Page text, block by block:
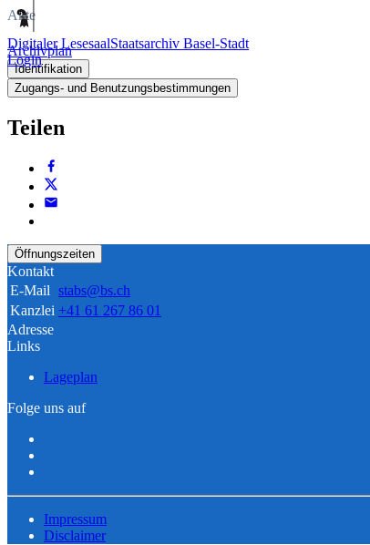
Digitaler LesesaalStaatsarchiv Basel-Stadt
Login
Akte
Archivplan
Identifikation
Zugangs- und Benutzungsbestimmungen
Teilen
Öffnungszeiten
Kontakt
E-Mail stabs@bs.ch
Kanzlei +41 61 267 86 01
Adresse
Links
Lageplan
Folge uns auf
Impressum
Disclaimer